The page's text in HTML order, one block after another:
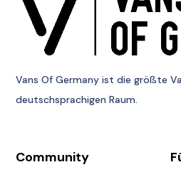
Vans Of Germany ist die größte
deutschsprachigen Raum.
Community